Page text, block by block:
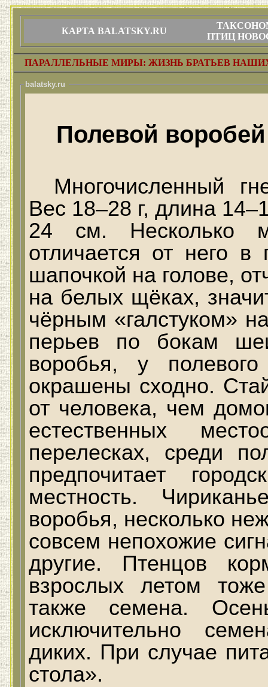
КАРТА BALATSKY.RU
ПТИЦ
ПАРАЛЛЕЛЬНЫЕ МИРЫ: ЖИЗНЬ БРАТЬЕВ
balatsky.ru
Полевой
Многочисленный
Вес 18–28 г, длина
24 см. Несколько
отличается от него в
шапочкой на голове,
на белых щёках,
чёрным «галстуком»
перьев по бокам
воробья, у
окрашены сходно.
от человека, чем
естественных
перелесках, среди
предпочитает
местность.
воробья, несколько
совсем непохожие
другие. Птенцов
взрослых летом
также семена.
исключительно
диких. При случае
стола».